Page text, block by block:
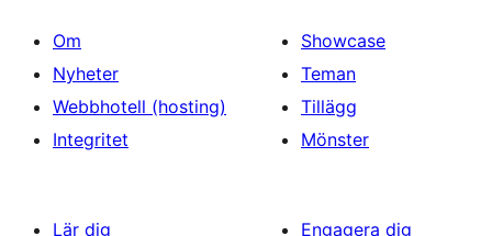
Om
Nyheter
Webbhotell (hosting)
Integritet
Showcase
Teman
Tillägg
Mönster
Lär dig
Engagera dig